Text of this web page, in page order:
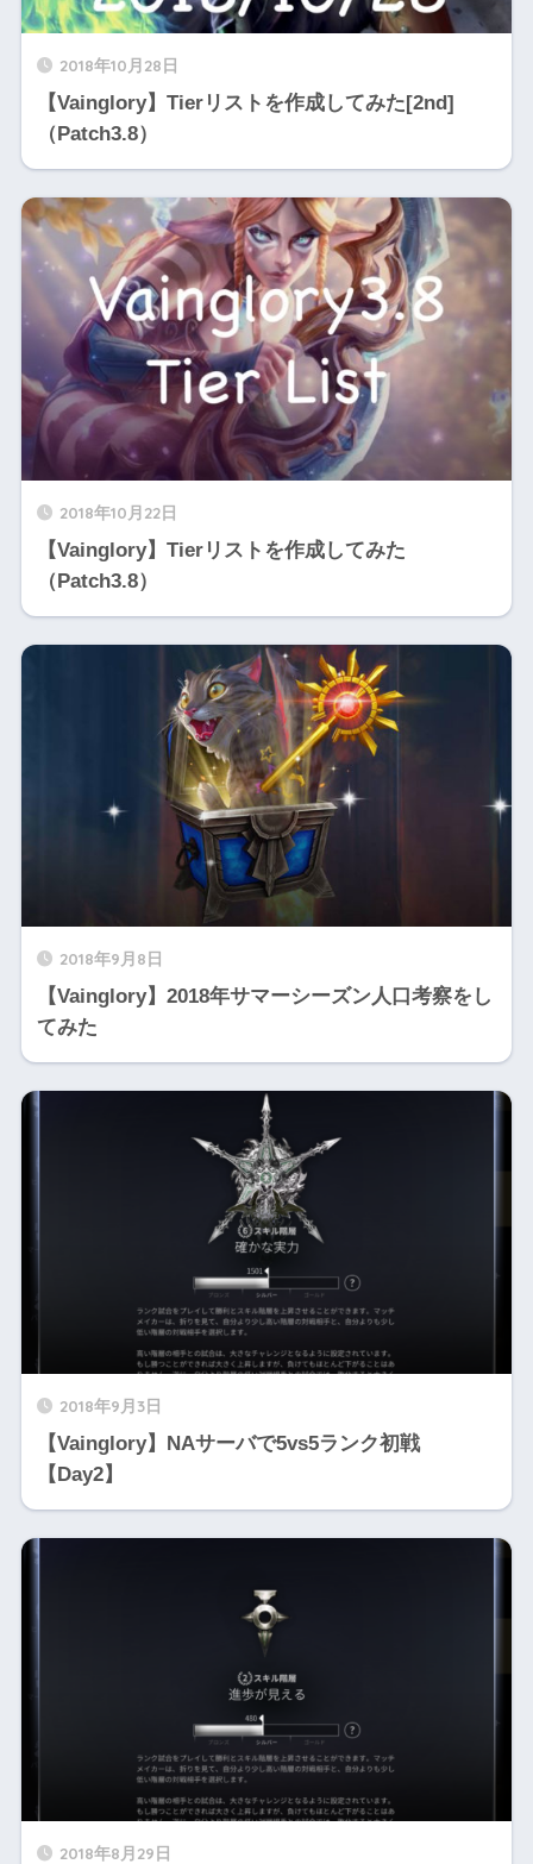
2018年10月28日
【Vainglory】Tierリストを作成してみた[2nd]
（Patch3.8）
2018年10月22日
【Vainglory】Tierリストを作成してみた
（Patch3.8）
2018年9月8日
【Vainglory】2018年サマーシーズン人口考察をし
てみた
2018年9月3日
【Vainglory】NAサーバで5vs5ランク初戦
【Day2】
2018年8月29日